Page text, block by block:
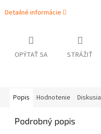
Detailné informácie
OPÝTAŤ SA STRÁŽIŤ
Popis Hodnotenie Diskusia
Podrobný popis